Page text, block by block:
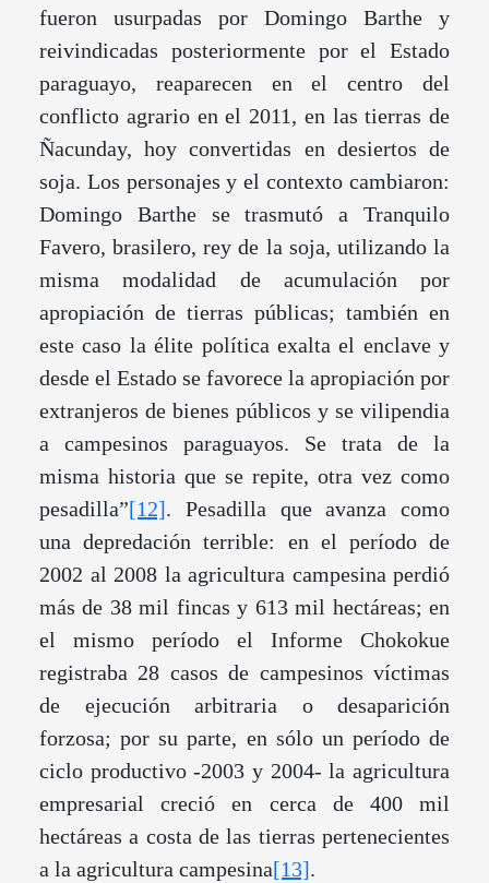
fueron usurpadas por Domingo Barthe y
reivindicadas posteriormente por el Estado
paraguayo, reaparecen en el centro del
conflicto agrario en el 2011, en las tierras de
Ñacunday, hoy convertidas en desiertos de
soja. Los personajes y el contexto cambiaron:
Domingo Barthe se trasmutó a Tranquilo
Favero, brasilero, rey de la soja, utilizando la
misma modalidad de acumulación por
apropiación de tierras públicas; también en
este caso la élite política exalta el enclave y
desde el Estado se favorece la apropiación por
extranjeros de bienes públicos y se vilipendia
a campesinos paraguayos. Se trata de la
misma historia que se repite, otra vez como
pesadilla”[12]. Pesadilla que avanza como
una depredación terrible: en el período de
2002 al 2008 la agricultura campesina perdió
más de 38 mil fincas y 613 mil hectáreas; en
el mismo período el Informe Chokokue
registraba 28 casos de campesinos víctimas
de ejecución arbitraria o desaparición
forzosa; por su parte, en sólo un período de
ciclo productivo -2003 y 2004- la agricultura
empresarial creció en cerca de 400 mil
hectáreas a costa de las tierras pertenecientes
a la agricultura campesina[13].